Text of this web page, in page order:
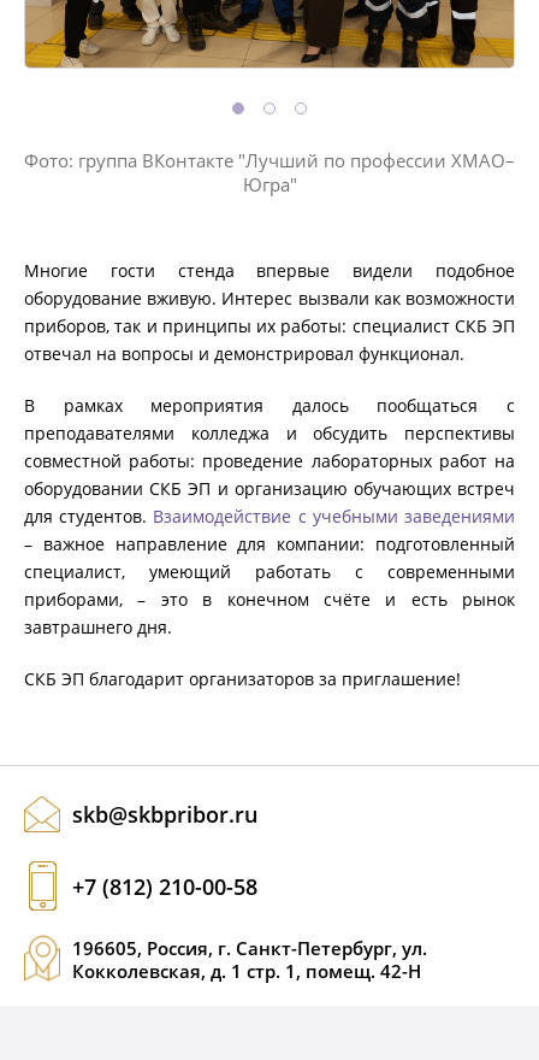
АКЦИИ
Фото: группа ВКонтакте "Лучший по профессии ХМАО–
Югра"
Многие гости стенда впервые видели подобное
оборудование вживую. Интерес вызвали как возможности
приборов, так и принципы их работы: специалист СКБ ЭП
отвечал на вопросы и демонстрировал функционал.
В рамках мероприятия далось пообщаться с
преподавателями колледжа и обсудить перспективы
совместной работы: проведение лабораторных работ на
оборудовании СКБ ЭП и организацию обучающих встреч
для студентов. Взаимодействие с учебными заведениями
– важное направление для компании: подготовленный
специалист, умеющий работать с современными
приборами, – это в конечном счёте и есть рынок
завтрашнего дня.
СКБ ЭП благодарит организаторов за приглашение!
skb@skbpribor.ru
+7 (812) 210-00-58
196605, Россия, г. Санкт-Петербург, ул.
Кокколевская, д. 1 стр. 1, помещ. 42-Н